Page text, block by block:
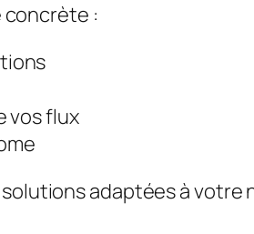
concrète :
vos flux
adaptées à